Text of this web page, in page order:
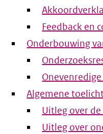
Feedback en
Onderbouwing
Algemene
Uitleg over
Uitleg over